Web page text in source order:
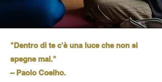
"Dentro di te c'è una luce che non si
spegne mai."
– Paolo Coelho.